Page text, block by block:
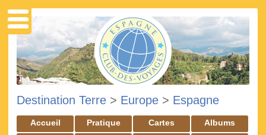
Destination Terre > Europe > Espagne
Accueil Pratique Cartes
Albums